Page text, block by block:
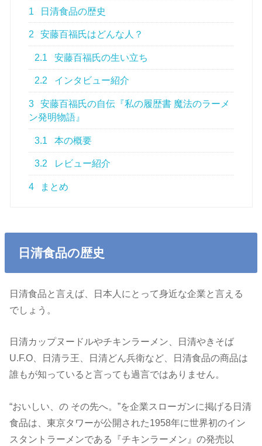
1 日清食品の歴史
2 安藤百福氏はどんな人？
2.1 安藤百福氏の生い立ち
2.2 インタビュー紹介
3
安藤百福氏の自伝『私の履歴書 魔法のラーメ
ン発明物語』
3.1 本の概要
3.2 レビュー紹介
4 まとめ
日清食品の歴史
日清食品と言えば、日本人にとって身近な企業と言える
でしょう。
日清カップヌードルやチキンラーメン、日清やきそば
U.F.O、日清ラ王、日清どん兵衛など、日清食品の商品は
誰もが知っていると言っても過言ではありません。
“おいしい、の その先へ。”を企業スローガンに掲げる日清
食品は、東京タワーが公開された1958年に世界初のイン
スタントラーメンである『チキンラーメン』の発売以